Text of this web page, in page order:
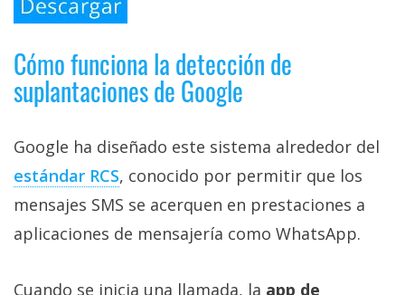
Cómo funciona la detección de
suplantaciones de Google
Google ha diseñado este sistema alrededor del
estándar RCS‎, conocido por permitir que los
mensajes SMS se acerquen en prestaciones a
aplicaciones de mensajería como WhatsApp.
Cuando se inicia una llamada, la app de